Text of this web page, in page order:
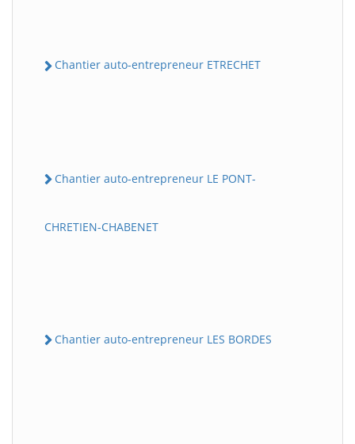
Chantier auto-entrepreneur ETRECHET
Chantier auto-entrepreneur LE PONT-
CHRETIEN-CHABENET
Chantier auto-entrepreneur LES BORDES